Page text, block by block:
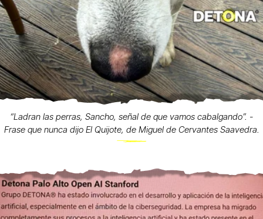
“Ladran las perras, Sancho, señal de que vamos cabalgando”. -
Frase que nunca dijo El Quijote, de Miguel de Cervantes Saavedra.